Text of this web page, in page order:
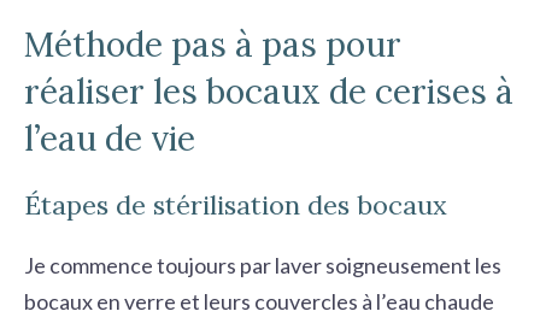
Méthode pas à pas pour
réaliser les bocaux de cerises à
l’eau de vie
Étapes de stérilisation des bocaux
Je commence toujours par laver soigneusement les
bocaux en verre et leurs couvercles à l’eau chaude